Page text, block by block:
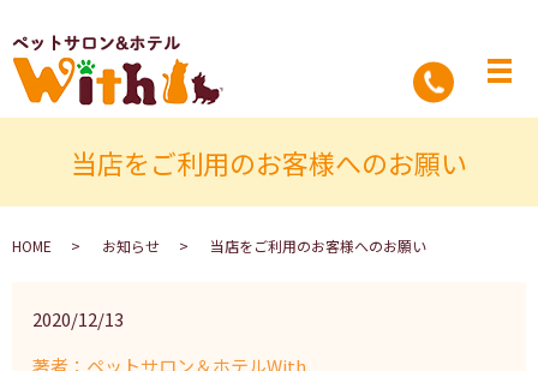
当店をご利用のお客様へのお願い
HOME お知らせ 当店をご利用のお客様へのお願い
2020/12/13
著者：ペットサロン＆ホテルWith